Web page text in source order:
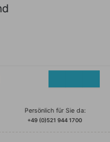
Persönlich für Sie da:
+49 (0)521 944 1700